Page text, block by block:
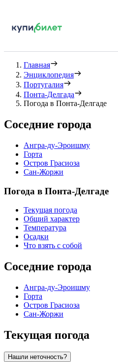
Главная
Энциклопедия
Португалия
Понта-Делгада
Погода в Понта-Делгаде
Соседние города
Ангра-ду-Эроишму
Горта
Остров Грасиоза
Сан-Жоржи
Погода в Понта-Делгаде
Текущая погода
Общий характер
Температура
Осадки
Что взять с собой
Соседние города
Ангра-ду-Эроишму
Горта
Остров Грасиоза
Сан-Жоржи
Текущая погода
Нашли неточность?